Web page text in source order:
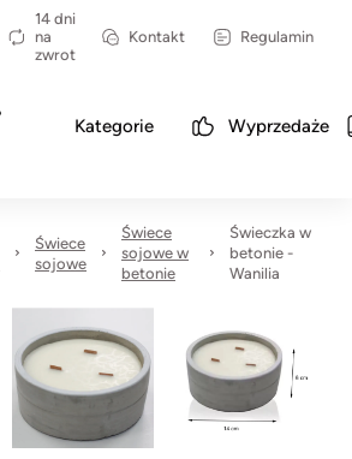
14 dni
na
zwrot
Kontakt Regulamin
Kategorie Wyprzedaże
Świece
sojowe
Świece
sojowe w
betonie
Świeczka w
betonie -
Wanilia